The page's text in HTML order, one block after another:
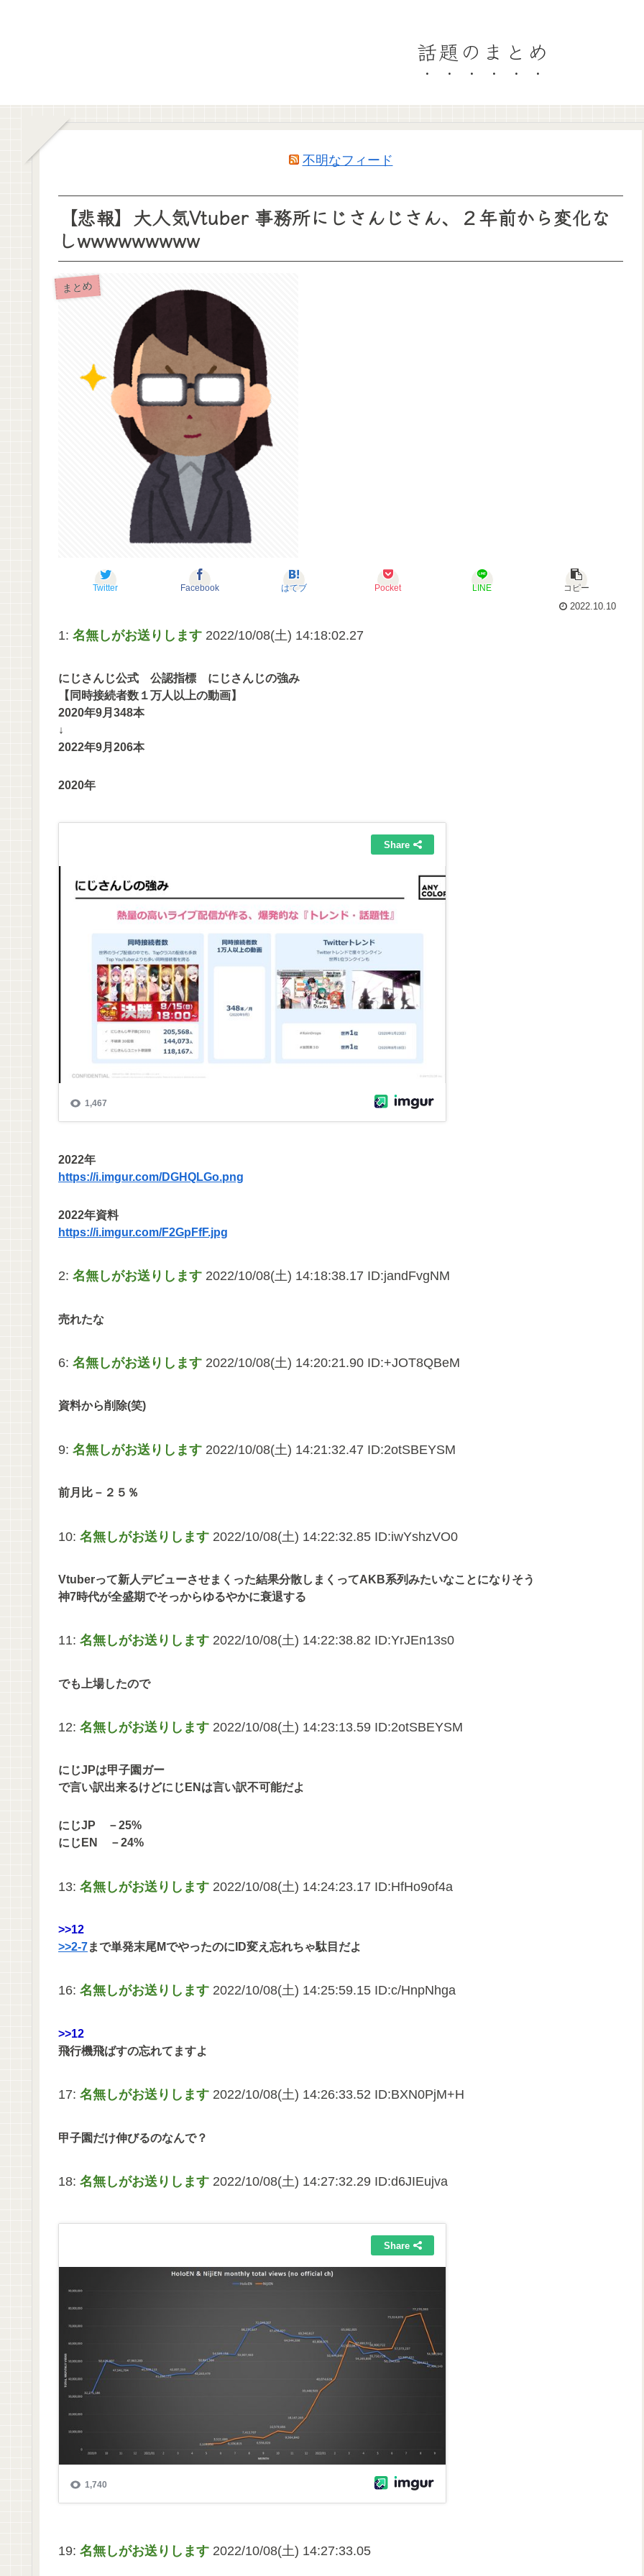
話題のまとめ
不明なフィード
【悲報】大人気Vtuber 事務所にじさんじさん、２年前から変化な
しwwwwwwwww
まとめ
Twitter Facebook はてブ Pocket LINE
コピー
2022.10.10
1: 名無しがお送りします 2022/10/08(土) 14:18:02.27
にじさんじ公式 公認指標 にじさんじの強み
【同時接続者数１万人以上の動画】
2020年9月348本
↓
2022年9月206本
2020年
2022年
https://i.imgur.com/DGHQLGo.png
2022年資料
https://i.imgur.com/F2GpFfF.jpg
2: 名無しがお送りします 2022/10/08(土) 14:18:38.17 ID:jandFvgNM
売れたな
6: 名無しがお送りします 2022/10/08(土) 14:20:21.90 ID:+JOT8QBeM
資料から削除(笑)
9: 名無しがお送りします 2022/10/08(土) 14:21:32.47 ID:2otSBEYSM
前月比－２５％
10: 名無しがお送りします 2022/10/08(土) 14:22:32.85 ID:iwYshzVO0
Vtuberって新人デビューさせまくった結果分散しまくってAKB系列みたいなことになりそう
神7時代が全盛期でそっからゆるやかに衰退する
11: 名無しがお送りします 2022/10/08(土) 14:22:38.82 ID:YrJEn13s0
でも上場したので
12: 名無しがお送りします 2022/10/08(土) 14:23:13.59 ID:2otSBEYSM
にじJPは甲子園ガー
で言い訳出来るけどにじENは言い訳不可能だよ
にじJP －25%
にじEN －24%
13: 名無しがお送りします 2022/10/08(土) 14:24:23.17 ID:HfHo9of4a
>>12
>>2-7まで単発末尾MでやったのにID変え忘れちゃ駄目だよ
16: 名無しがお送りします 2022/10/08(土) 14:25:59.15 ID:c/HnpNhga
>>12
飛行機飛ばすの忘れてますよ
17: 名無しがお送りします 2022/10/08(土) 14:26:33.52 ID:BXN0PjM+H
甲子園だけ伸びるのなんで？
18: 名無しがお送りします 2022/10/08(土) 14:27:32.29 ID:d6JIEujva
19: 名無しがお送りします 2022/10/08(土) 14:27:33.05